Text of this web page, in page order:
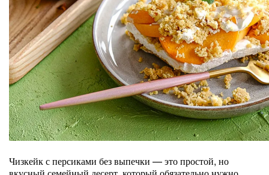
Чизкейк с персиками без выпечки — это простой, но